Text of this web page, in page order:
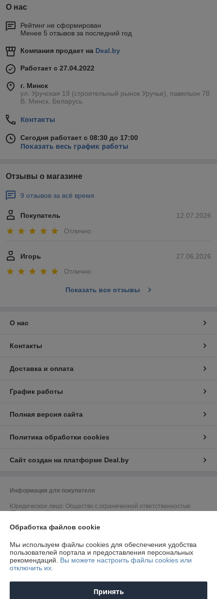
О нас
Рейтинг не сформирован
Менее 5 отзывов за последний год
Компания продает на Deal.by
Работает с 27.04.2022
г. Минск
ул. Уручская 19 (строительный рынок Уручье), павильон 78
В, Минск, Беларусь
Контакты
Сегодня работает с 08:30 до 17:00
Показать весь график работы
Отзывы о магазине
9 отзывов за всё время
12.07.2026
Покупатель
Отлично
27.06.2026
Игорь
Отлично
Показать все отзывы
О нас
Контакты
Доставка и оплата
График работы
Полная версия сайта
Политика обработки cookies
Сайт создан на платформе Deal.by
Информация для покупателя
Юридическое лицо: Общество с ограниченной ответственностью
"Профильопт"
д.33, кв.6.
Регистрационный номер ЕГР: 693305155
УНП: 693305155
Дата регистрации компании: 18.11.2024
Обработка файлов cookie
Мы используем файлы cookies для обеспечения удобства
пользователей портала и предоставления персональных
рекомендаций. Вы можете настроить файлы cookies или
отключить их.
Принять